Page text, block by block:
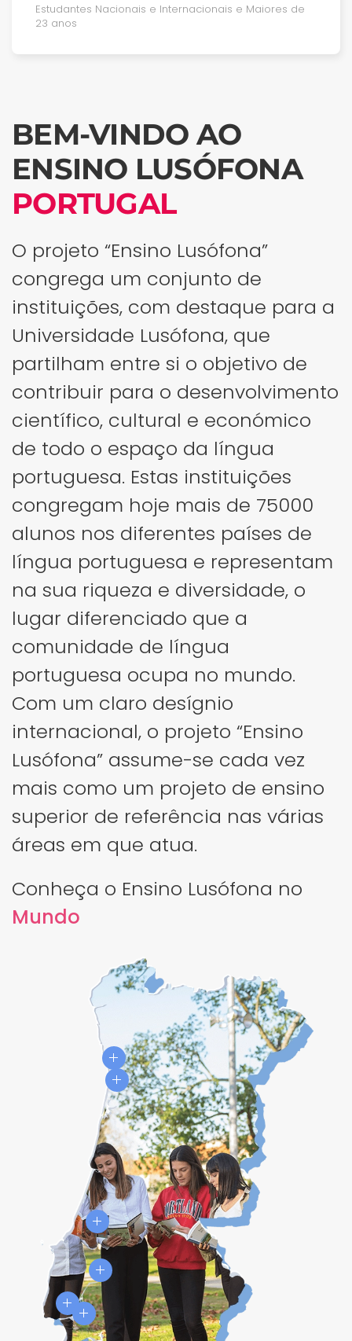
Estudantes Nacionais e Internacionais e Maiores de
23 anos
BEM-VINDO AO
ENSINO LUSÓFONA
PORTUGAL
O projeto “Ensino Lusófona”
congrega um conjunto de
instituições, com destaque para a
Universidade Lusófona, que
partilham entre si o objetivo de
contribuir para o desenvolvimento
científico, cultural e económico
de todo o espaço da língua
portuguesa. Estas instituições
congregam hoje mais de 75000
alunos nos diferentes países de
língua portuguesa e representam
na sua riqueza e diversidade, o
lugar diferenciado que a
comunidade de língua
portuguesa ocupa no mundo.
Com um claro desígnio
internacional, o projeto “Ensino
Lusófona” assume-se cada vez
mais como um projeto de ensino
superior de referência nas várias
áreas em que atua.
Conheça o Ensino Lusófona no
Mundo